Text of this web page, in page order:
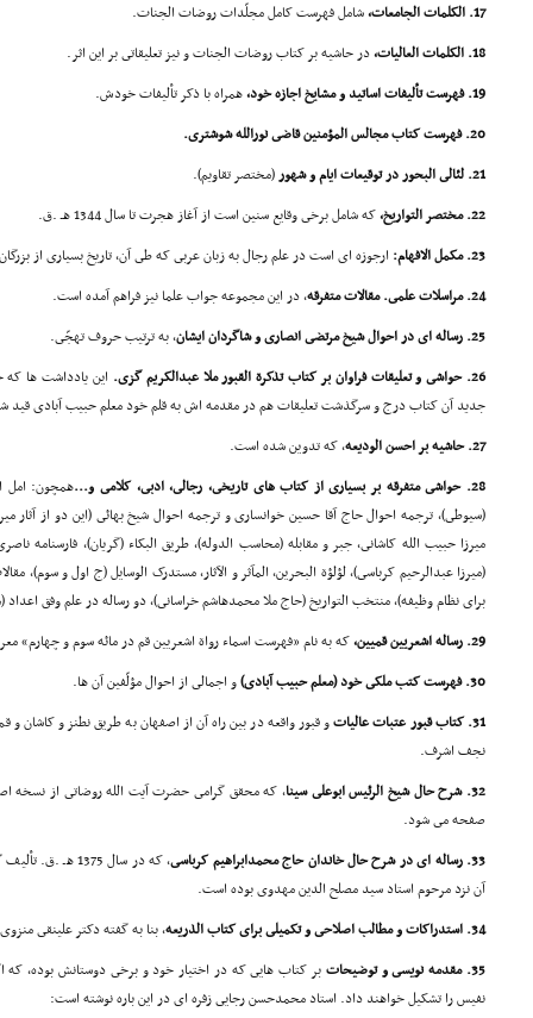
17. الکلمات الجامعات،
شامل فهرست کامل مجلّدات روضات الجنات.
18. الکلمات العالیات،
در حاشیه بر کتاب روضات الجنات و نیز تعلیقاتى بر این اثر.
19. فهرست تألیفات اساتید و مشایخ اجازه خود،
همراه با ذکر تألیفات خودش.
20. فهرست کتاب مجالس المؤمنین قاضى نورالله شوشترى.
21. لئالى البحور در توقیعات ایام و شهور
(مختصر تقاویم).
22. مختصر التواریخ،
که شامل برخى وقایع سنین است از آغاز هجرت تا سال 1344 هـ .ق.
23. مکمل الافهام:
ارجوزه اى است در علم رجال به زبان عربى که طى آن، تاریخ بسیارى از
24. مراسلات علمى. مقالات متفرقه
، در این مجموعه جواب علما نیز فراهم آمده است.
25. رساله اى در احوال شیخ مرتضى انصارى و شاگردان ایشان
، به ترتیب حروف تهجّى.
26. حواشى و تعلیقات فراوان بر کتاب تذکرة القبور ملا عبدالکریم گزى.
این یادداشت ها
جدید آن کتاب درج و سرگذشت تعلیقات هم در مقدمه اش به قلم خود معلم حبیب آبادى
27. حاشیه بر احسن الودیعه
، که تدوین شده است.
28. حواشى متفرقه بر بسیارى از کتاب هاى تاریخى، رجالى، ادبى، کلامى و...
همچون: امل
(سیوطى)، ترجمه احوال حاج آقا حسین خوانسارى و ترجمه احوال شیخ بهائى (این دو از آثار
میرزا حبیب الله کاشانى، جبر و مقابله (محاسب الدوله)، طریق البکاء (گریان)، فارسنامه
(میرزا عبدالرحیم کرباسى)، لؤلؤة البحرین، المآثر و الآثار، مستدرک الوسایل (ج اول و
براى نظام وظیفه)، منتخب التواریخ (حاج ملا محمدهاشم خراسانى)، دو رساله در علم وفق
29. رساله اشعریین قمیین،
که به نام «فهرست اسماء رواة اشعریین قم در مائه سوم و چهارم»
30. فهرست کتب ملکى خود (معلم حبیب آبادى)
و اجمالى از احوال مؤلّفین آن ها.
31. کتاب قبور عتبات عالیات
و قبور واقعه در بین راه آن از اصفهان به طریق نطنز و کاشان و
نجف اشرف.
32. شرح حال شیخ الرئیس ابوعلى سینا
، که محقق گرامى حضرت آیت الله روضاتى از نسخه
صفحه مى شود.
33. رساله اى در شرح حال خاندان حاج محمدابراهیم کرباسى
، که در سال
آن نزد مرحوم استاد سید مصلح الدین مهدوى بوده است.
34. استدراکات و مطالب اصلاحى و تکمیلى براى کتاب الذریعه
، بنا به گفته دکتر علینقى
35. مقدمه نویسى و توضیحات
بر کتاب هایى که در اختیار خود و برخى دوستانش بوده، که
نفیس را تشکیل خواهند داد. استاد محمدحسن رجایى زفره اى در این باره نوشته است: